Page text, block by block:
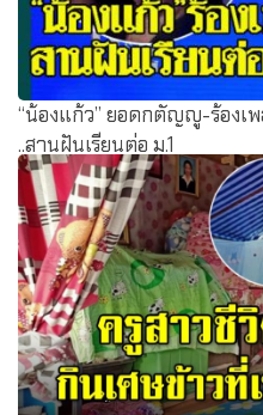
“น้องแก้ว” ยอดกตัญญู-ร้องเ
..สานฝันเรียนต่อ ม.1